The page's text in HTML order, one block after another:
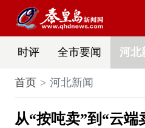
时评 全市要闻 河北
首页 河北新闻
从“按吨卖”到“云端